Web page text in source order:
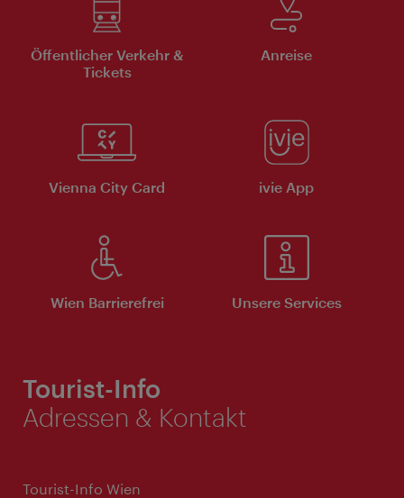
Öffentlicher Verkehr &
Tickets
Anreise
Vienna City Card ivie App
Wien Barrierefrei Unsere Services
Tourist-Info
Adressen & Kontakt
Tourist-Info Wien